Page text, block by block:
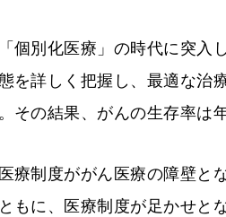
個別化医療」の時代に突入
を詳しく把握し、最適な治
その結果、がんの生存率は
療制度ががん医療の障壁と
もに、医療制度が足かせと